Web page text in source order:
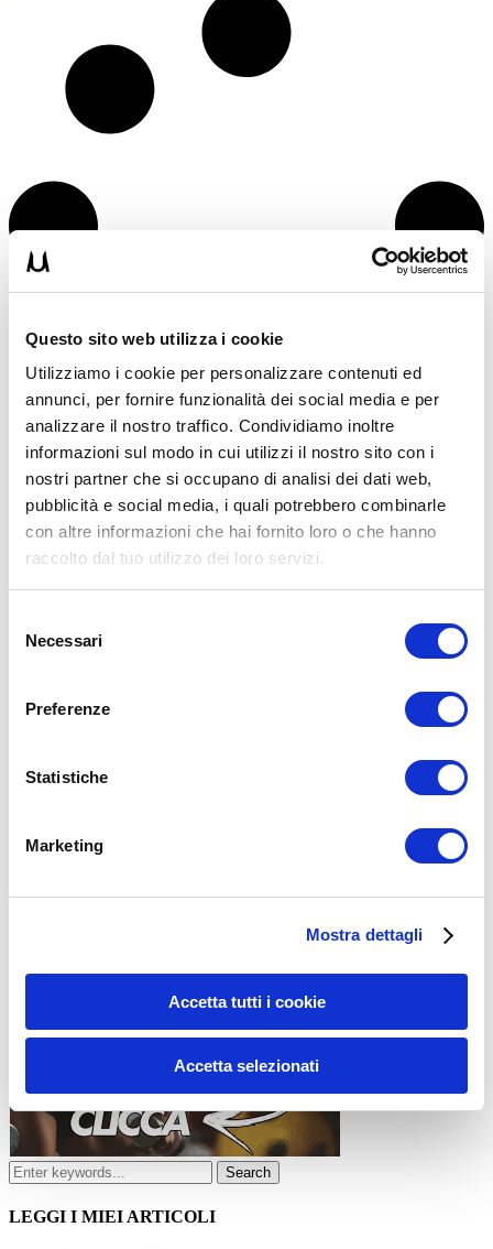
Questo sito web utilizza i cookie
Utilizziamo i cookie per personalizzare contenuti ed
annunci, per fornire funzionalità dei social media e per
analizzare il nostro traffico. Condividiamo inoltre
informazioni sul modo in cui utilizzi il nostro sito con i
nostri partner che si occupano di analisi dei dati web,
pubblicità e social media, i quali potrebbero combinarle
con altre informazioni che hai fornito loro o che hanno
raccolto dal tuo utilizzo dei loro servizi.
delNecessari
Preferenze
Statistiche
Marketing
Mostra dettagli
Accetta tutti i cookie
Accetta selezionati
15WORKOUT SCARICA ORA
ALLENATI CON ME!
LEGGI I MIEI ARTICOLI